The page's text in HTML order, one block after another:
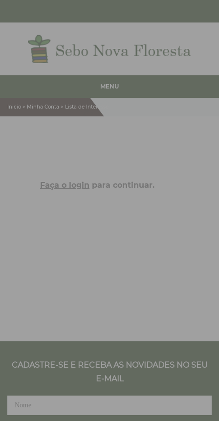
MENU
Inicio > Minha Conta > Lista de Interesse
Faça o login para continuar.
CADASTRE-SE E RECEBA AS NOVIDADES NO SEU
E-MAIL